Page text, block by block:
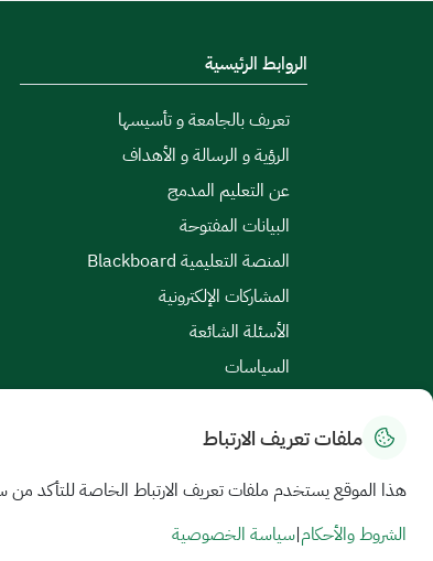
الروابط الرئيسية
تعريف بالجامعة و تأسيسها
الرؤية و الرسالة و الأهداف
عن التعليم المدمج
البيانات المفتوحة
المنصة التعليمية Blackboard
المشاركات الإلكترونية
الأسئلة الشائعة
السياسات
خريطة الموقع الشروط والأحكام | سياسة
جميع الحقوق محفوظة للجامعة السعودية الإلكترونية © 2026
تم تطويره وصيانته بواسطة الجامعة السعودية الإلكترونية
ملفات تعريف الارتباط
هذا الموقع يستخدم ملفات تعريف الارتباط الخاصة للتأكد
الشروط والأحكام|سياسة الخصوصية